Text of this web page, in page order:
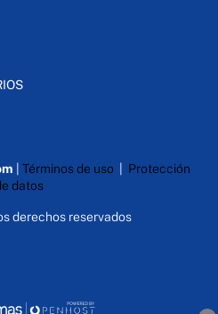
Términos de uso| Protección
datos
derechos reservados